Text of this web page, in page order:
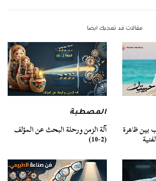
مقالات قد تعجبك ايضا
بين ظاهرة
المصطبة
آلة الزمن ورحلة البحث عن المؤلف
(2-10)